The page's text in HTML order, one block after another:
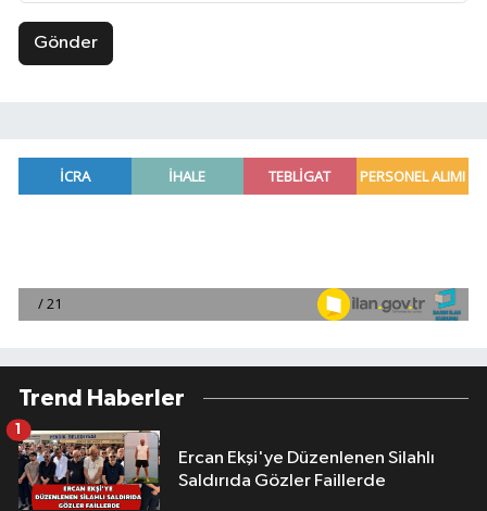
Gönder
Trend Haberler
Ercan Ekşi'ye Düzenlenen Silahlı
Saldırıda Gözler Faillerde
1